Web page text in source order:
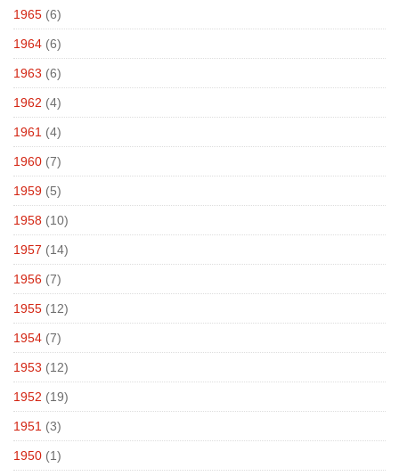
1965 (6)
1964 (6)
1963 (6)
1962 (4)
1961 (4)
1960 (7)
1959 (5)
1958 (10)
1957 (14)
1956 (7)
1955 (12)
1954 (7)
1953 (12)
1952 (19)
1951 (3)
1950 (1)